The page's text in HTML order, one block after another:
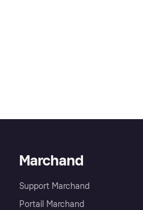
Marchand
Support Marchand
Portail Marchand